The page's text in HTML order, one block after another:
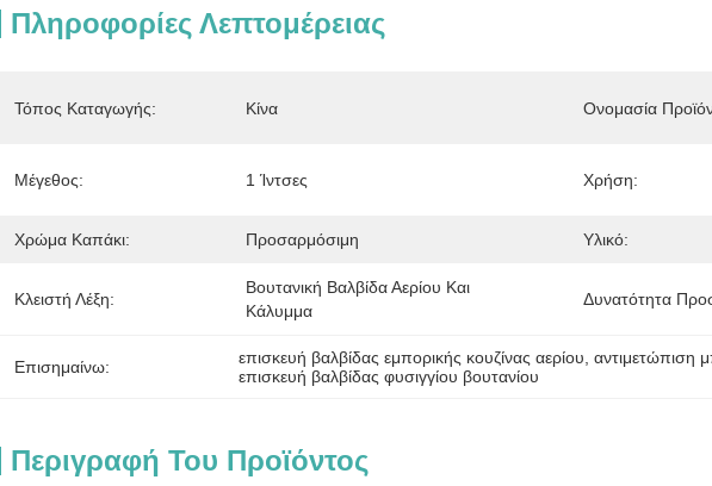
Πληροφορίες Λεπτομέρειας
Τόπος Καταγωγής: Κίνα Ονομασία
Μέγεθος: 1 Ίντσες Χρήση:
Χρώμα Καπάκι: Προσαρμόσιμη Υλικό:
Κλειστή Λέξη:
Βουτανική Βαλβίδα Αερίου Και
Κάλυμμα
Δυνατότητα
Επισημαίνω: επισκευή βαλβίδας εμπορικής κουζίνας αερίου , αντιμετώπιση
επισκευή βαλβίδας φυσιγγίου βουτανίου
Περιγραφή Του Προϊόντος